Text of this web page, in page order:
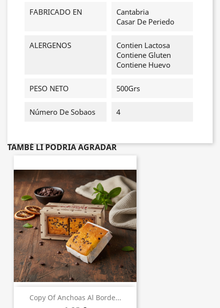
FABRICADO EN
Cantabria
Casar De Periedo
ALERGENOS
Contien Lactosa
Contiene Gluten
Contiene Huevo
PESO NETO 500Grs
Número De Sobaos 4
TAMBÉ LI PODRIA AGRADAR
Copy Of Anchoas Al Borde...